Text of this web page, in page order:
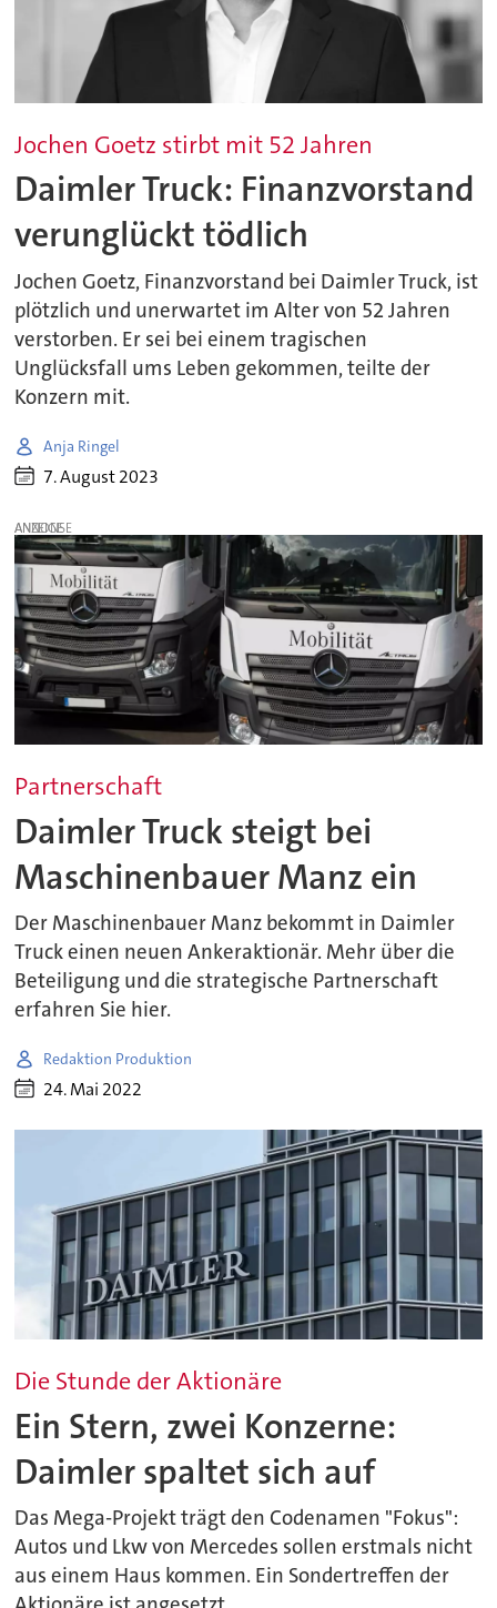
Jochen Goetz stirbt mit 52 Jahren
Daimler Truck: Finanzvorstand
verunglückt tödlich
Jochen Goetz, Finanzvorstand bei Daimler Truck, ist
plötzlich und unerwartet im Alter von 52 Jahren
verstorben. Er sei bei einem tragischen
Unglücksfall ums Leben gekommen, teilte der
Konzern mit.
Anja Ringel
7. August 2023
ANZEIGE
Partnerschaft
Daimler Truck steigt bei
Maschinenbauer Manz ein
Der Maschinenbauer Manz bekommt in Daimler
Truck einen neuen Ankeraktionär. Mehr über die
Beteiligung und die strategische Partnerschaft
erfahren Sie hier.
Redaktion Produktion
24. Mai 2022
Die Stunde der Aktionäre
Ein Stern, zwei Konzerne:
Daimler spaltet sich auf
Das Mega-Projekt trägt den Codenamen "Fokus":
Autos und Lkw von Mercedes sollen erstmals nicht
aus einem Haus kommen. Ein Sondertreffen der